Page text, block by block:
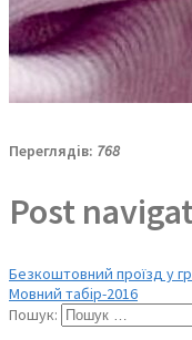
Переглядів: 768
Post
Безкоштовний проїзд у
Мовний табір-2016
Пошук: